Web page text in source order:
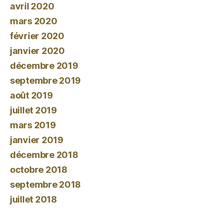
avril 2020
mars 2020
février 2020
janvier 2020
décembre 2019
septembre 2019
août 2019
juillet 2019
mars 2019
janvier 2019
décembre 2018
octobre 2018
septembre 2018
juillet 2018